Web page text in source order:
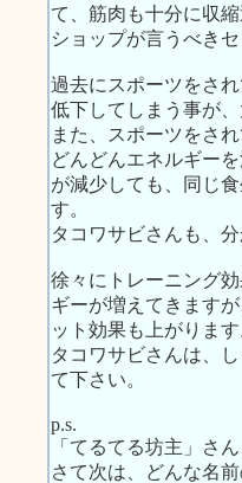
て、筋肉も十分に収
ショップが言うべきセ
過去にスポーツをさ
低下してしまう事が
また、スポーツをさ
どんどんエネルギー
が減少しても、同じ
す。
タコワサビさんも、
徐々にトレーニング
ギーが増えてきます
ット効果も上がります
タコワサビさんは、
て下さい。
p.s.
「てるてる坊主」さ
さて次は、どんな名